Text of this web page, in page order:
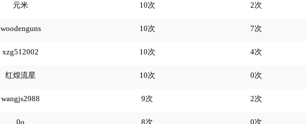
元米 10次 2次
woodenguns 10次 7次
xzg512002 10次 4次
红煌流星 10次 0次
wangjs2988 9次 2次
0o 8次 0次